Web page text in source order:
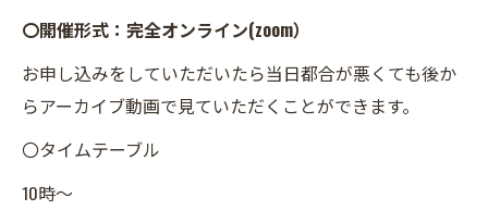
〇開催形式：完全オンライン(zoom）
お申し込みをしていただいたら当日都合が悪くても後か
らアーカイブ動画で見ていただくことができます。
〇タイムテーブル
10時～